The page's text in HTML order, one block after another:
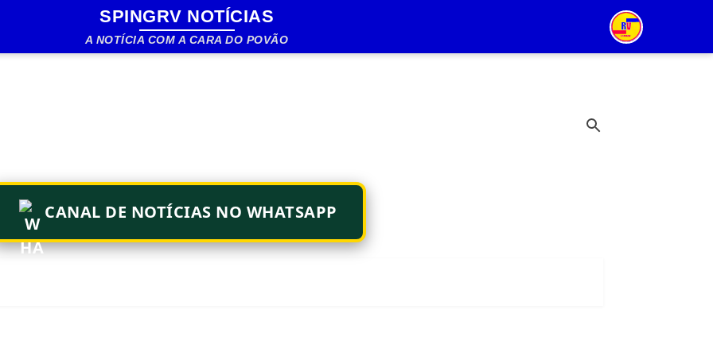
Pular para o conteúdo principal
SPINGRV NOTÍCIAS
A NOTÍCIA COM A CARA DO POVÃO
CANAL DE NOTÍCIAS NO WHATSAPP